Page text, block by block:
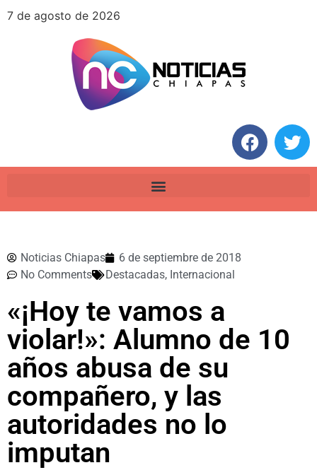
7 de agosto de 2026
Noticias Chiapas
6 de septiembre de 2018
No Comments
Destacadas, Internacional
«¡Hoy te vamos a
violar!»: Alumno de 10
años abusa de su
compañero, y las
autoridades no lo
imputan